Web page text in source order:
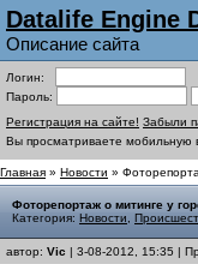
Datalife Engine
Описание сайта
Логин:
Пароль:
Регистрация на сайте! Забыли
Вы просматриваете мобильную
Главная » Новости »
Фоторепортаж о митинге у
Категория: Новости
автор: Vic | 3-08-2012, 15:35 |